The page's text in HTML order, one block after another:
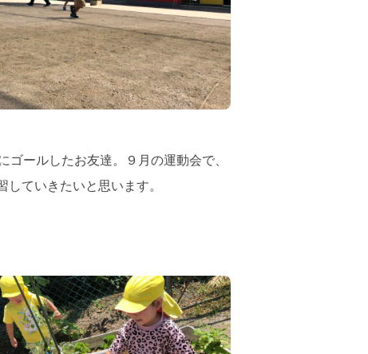
ゴールしたお友達。９月の運動会で、
ていきたいと思います。